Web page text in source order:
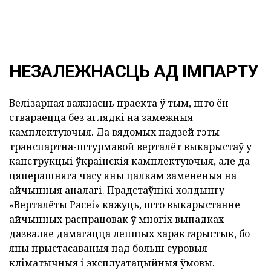
НЕЗАЛЕЖНАСЦЬ АД ІМПАРТУ
Велізарная важнасць праекта ў тым, што ён
ствараецца без аглядкі на замежныя
камплектуючыя. Да вядомых падзей гэты
транспартна-штурмавой верталёт выкарыстаў у
канструкцыі ўкраінскія камплектуючыя, але да
цяперашняга часу яны цалкам замененыя на
айчынныя аналагі. Прадстаўнікі холдынгу
«Верталёты Расеі» кажуць, што выкарыстанне
айчынных распрацовак ў многіх выпадках
дазваляе дамагацца лепшых характарыстык, бо
яны прыстасаваныя пад больш суровыя
кліматычныя і эксплуатацыйныя ўмовы.